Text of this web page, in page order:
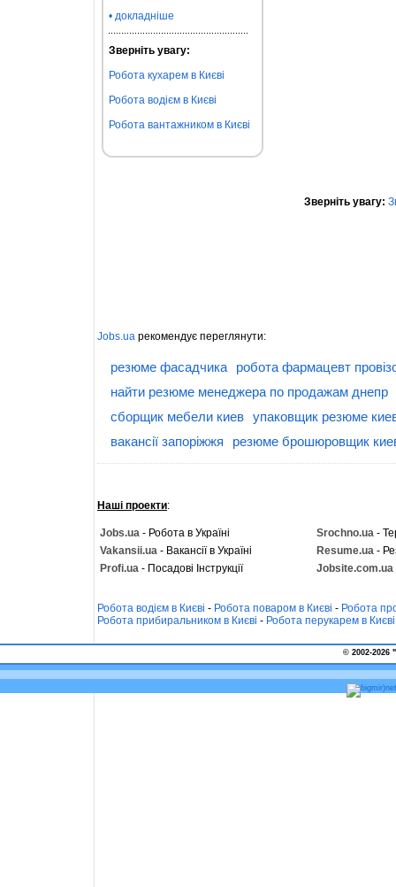
• докладніше
Зверніть увагу:
Робота кухарем в Києві
Робота водієм в Києві
Робота вантажником в Києві
Зверніть увагу:
Jobs.ua рекомендує переглянути:
резюме фасадчика
робота фармацевт
найти резюме менеджера по продажам днепр
сборщик мебели киев упаковщик резюме
вакансії запоріжжя
резюме брошюровщик
Наші проекти:
Jobs.ua - Робота в Україні Srochno.ua -
Vakansii.ua - Вакансії в Україні Resume.ua -
Profi.ua - Посадові Інструкції Jobsite.com.ua
Робота водієм в Києві - Робота поваром в Києві - Робота
Робота прибиральником в Києві - Робота перукарем в Києві
© 2002-2026